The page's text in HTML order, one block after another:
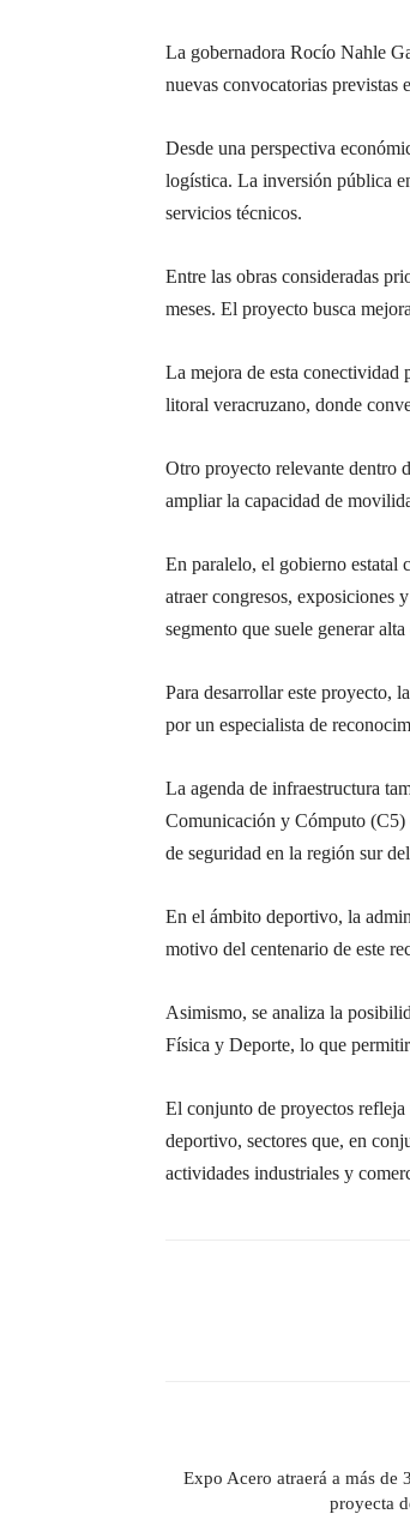
La gobernadora Rocío Nahle
nuevas convocatorias previstas
Desde una perspectiva
logística. La inversión pública
servicios técnicos.
Entre las obras consideradas
meses. El proyecto busca
La mejora de esta conectividad
litoral veracruzano, donde
Otro proyecto relevante dentro
ampliar la capacidad de
En paralelo, el gobierno estatal
atraer congresos, exposiciones
segmento que suele generar
Para desarrollar este proyecto,
por un especialista de
La agenda de infraestructura
Comunicación y Cómputo (C5)
de seguridad en la región sur
En el ámbito deportivo, la
motivo del centenario de este
Asimismo, se analiza la
Física y Deporte, lo que
El conjunto de proyectos refleja
deportivo, sectores que, en
actividades industriales y
Expo Acero atraerá a más de
proyecta